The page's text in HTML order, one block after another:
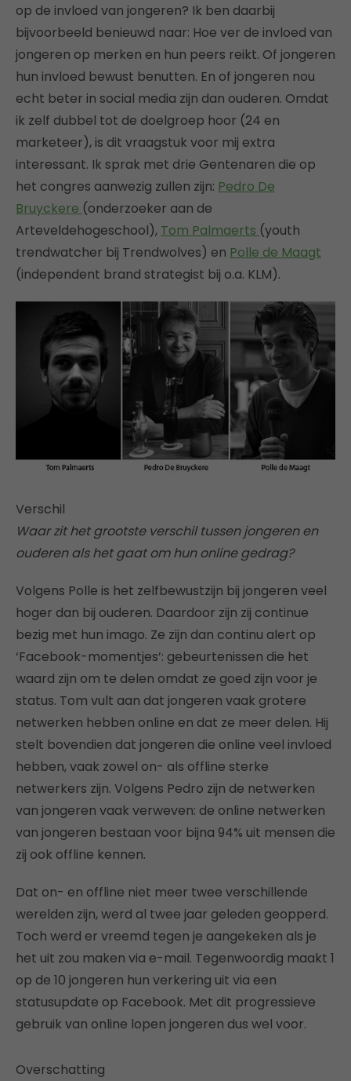
op de invloed van jongeren? Ik ben daarbij
bijvoorbeeld benieuwd naar: Hoe ver de invloed van
jongeren op merken en hun peers reikt. Of jongeren
hun invloed bewust benutten. En of jongeren nou
echt beter in social media zijn dan ouderen. Omdat
ik zelf dubbel tot de doelgroep hoor (24 en
marketeer), is dit vraagstuk voor mij extra
interessant. Ik sprak met drie Gentenaren die op
het congres aanwezig zullen zijn: Pedro De
Bruyckere (onderzoeker aan de
Arteveldehogeschool), Tom Palmaerts (youth
trendwatcher bij Trendwolves) en Polle de Maagt
(independent brand strategist bij o.a. KLM).
Verschil
Waar zit het grootste verschil tussen jongeren en
ouderen als het gaat om hun online gedrag?
Volgens Polle is het zelfbewustzijn bij jongeren veel
hoger dan bij ouderen. Daardoor zijn zij continue
bezig met hun imago. Ze zijn dan continu alert op
‘Facebook-momentjes’: gebeurtenissen die het
waard zijn om te delen omdat ze goed zijn voor je
status. Tom vult aan dat jongeren vaak grotere
netwerken hebben online en dat ze meer delen. Hij
stelt bovendien dat jongeren die online veel invloed
hebben, vaak zowel on- als offline sterke
netwerkers zijn. Volgens Pedro zijn de netwerken
van jongeren vaak verweven: de online netwerken
van jongeren bestaan voor bijna 94% uit mensen die
zij ook offline kennen.
Dat on- en offline niet meer twee verschillende
werelden zijn, werd al twee jaar geleden geopperd.
Toch werd er vreemd tegen je aangekeken als je
het uit zou maken via e-mail. Tegenwoordig maakt 1
op de 10 jongeren hun verkering uit via een
statusupdate op Facebook. Met dit progressieve
gebruik van online lopen jongeren dus wel voor.
Overschatting